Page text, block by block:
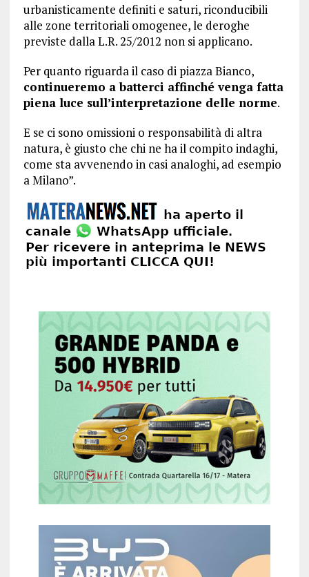
urbanisticamente definiti e saturi, riconducibili
alle zone territoriali omogenee, le deroghe
previste dalla L.R. 25/2012 non si applicano.
Per quanto riguarda il caso di piazza Bianco,
continueremo a batterci affinché venga fatta
piena luce sull’interpretazione delle norme.
E se ci sono omissioni o responsabilità di altra
natura, è giusto che chi ne ha il compito indaghi,
come sta avvenendo in casi analoghi, ad esempio
a Milano”.